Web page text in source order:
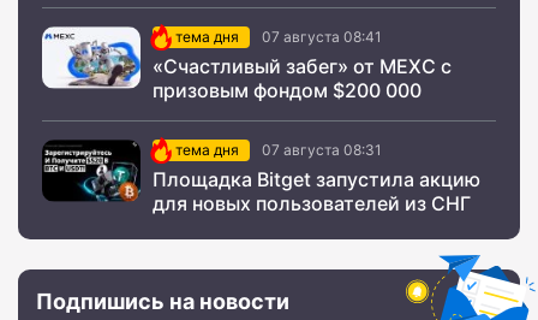
тема дня 07 августа 08:41
«Счастливый забег» от MEXC с
призовым фондом $200 000
тема дня 07 августа 08:31
Площадка Bitget запустила акцию
для новых пользователей из СНГ
Подпишись на новости